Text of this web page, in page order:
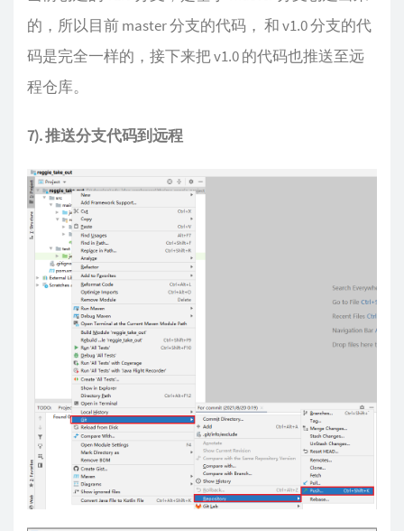
的，所以目前 master 分支的代码， 和 v1.0 分支的代
码是完全一样的，接下来把 v1.0 的代码也推送至远
程仓库。
7). 推送分支代码到远程